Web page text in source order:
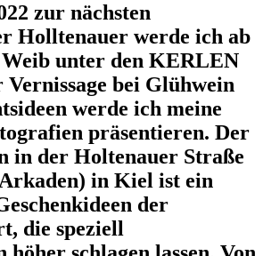
zur nächsten
Holltenauer werde ich ab
Weib unter den KERLEN
bei Glühwein
werde ich meine
präsentieren. Der
in der Holtenauer Straße
in Kiel ist ein
der
die speziell